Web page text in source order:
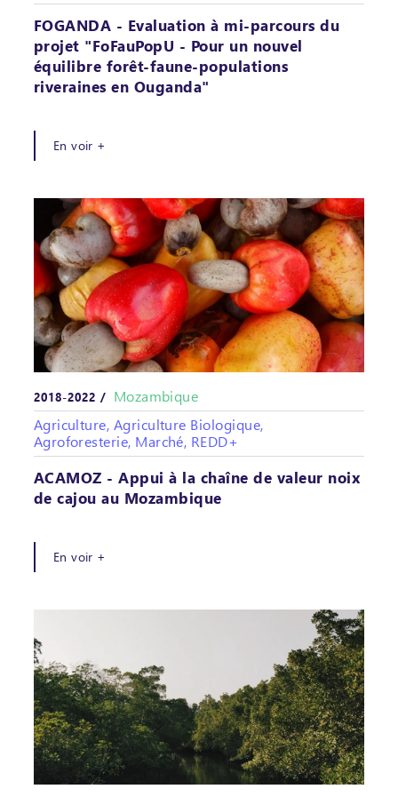
FOGANDA - Evaluation à mi-parcours du
projet "FoFauPopU - Pour un nouvel
équilibre forêt-faune-populations
riveraines en Ouganda"
En voir +
2018-2022 / Mozambique
Agriculture, Agriculture Biologique,
Agroforesterie, Marché, REDD+
ACAMOZ - Appui à la chaîne de valeur noix
de cajou au Mozambique
En voir +